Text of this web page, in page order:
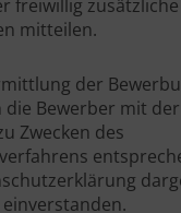
freiwillig zusätzliche
mitteilen.
der
die Bewerber mit
Zwecken des